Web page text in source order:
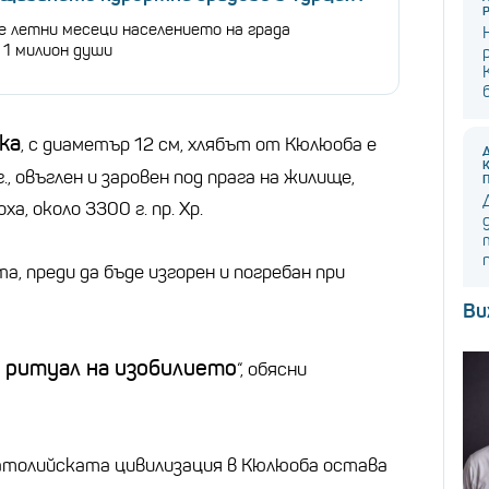
летни месеци населението на града
милион души
, с диаметър 12 см, хлябът от Кюлюоба е
и заровен под прага на жилище,
около 3300 г. пр. Хр.
преди да бъде изгорен и погребан при
ритуал на изобилието“, обясни
цивилизация в Кюлюоба остава